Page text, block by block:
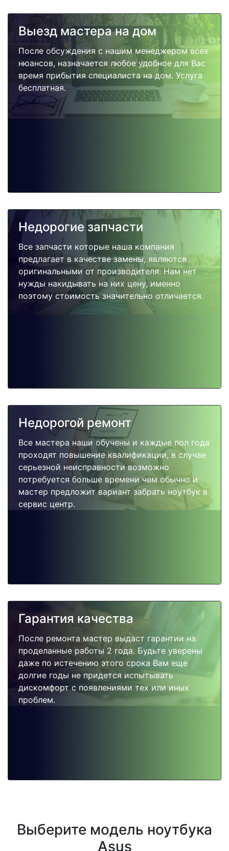
Выезд мастера на дом
После обсуждения с нашим менеджером всех
нюансов, назначается любое удобное для Вас
время прибытия специалиста на дом. Услуга
бесплатная.
Недорогие запчасти
Все запчасти которые наша компания
предлагает в качестве замены, являются
оригинальными от производителя. Нам нет
нужды накидывать на них цену, именно
поэтому стоимость значительно отличается.
Недорогой ремонт
Все мастера наши обучены и каждые пол года
проходят повышение квалификации, в случае
серьезной неисправности возможно
потребуется больше времени чем обычно и
мастер предложит вариант забрать ноутбук в
сервис центр.
Гарантия качества
После ремонта мастер выдаст гарантии на
проделанные работы 2 года. Будьте уверены
даже по истечению этого срока Вам еще
долгие годы не придется испытывать
дискомфорт с появлениями тех или иных
проблем.
Выберите модель ноутбука
Asus